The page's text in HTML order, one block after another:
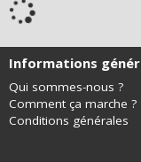
Informations
Qui sommes-nous ?
Comment ça marche ?
Conditions générales